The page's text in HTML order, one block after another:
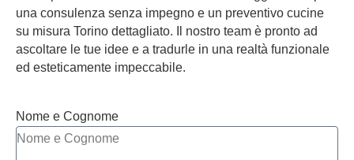
una consulenza senza impegno e un preventivo cucine
su misura Torino dettagliato. Il nostro team è pronto ad
ascoltare le tue idee e a tradurle in una realtà funzionale
ed esteticamente impeccabile.
Nome e Cognome